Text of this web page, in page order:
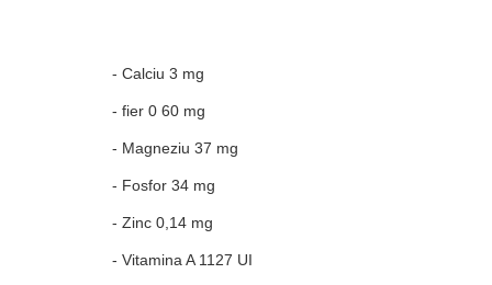
- Calciu 3 mg
- fier 0 60 mg
- Magneziu 37 mg
- Fosfor 34 mg
- Zinc 0,14 mg
- Vitamina A 1127 UI